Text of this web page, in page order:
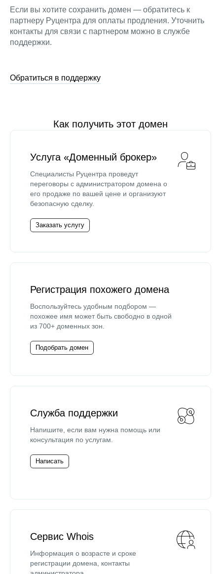
Если вы хотите сохранить домен — обратитесь к
партнеру Руцентра для оплаты продления. Уточнить
контакты для связи с партнером можно в службе
поддержки.
Обратиться в поддержку
Как получить этот домен
Услуга «Доменный брокер»
Специалисты Руцентра проведут
переговоры с администратором домена о
его продаже по вашей цене и организуют
безопасную сделку.
Заказать услугу
Регистрация похожего домена
Воспользуйтесь удобным подбором —
похожее имя может быть свободно в одной
из 700+ доменных зон.
Подобрать домен
Служба поддержки
Напишите, если вам нужна помощь или
консультация по услугам.
Написать
Сервис Whois
Информация о возрасте и сроке
регистрации домена, контакты